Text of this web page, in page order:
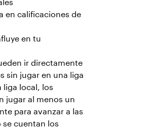
en calificaciones de
en tu
ir directamente
sin jugar en una liga
liga local, los
jugar al menos un
para avanzar a las
se cuentan los